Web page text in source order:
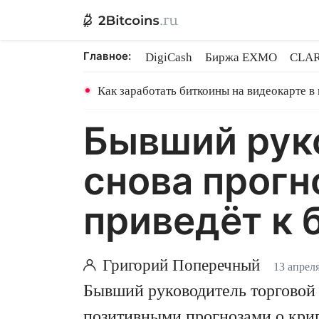
Главное: DigiCash Биржа EXMO
Как заработать биткоины на видеокарте
Бывший
снова
приведёт к
Григорий Поперечный 13
Бывший руководитель